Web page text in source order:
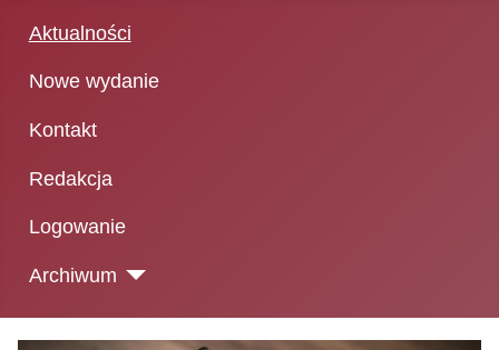
Aktualności
Nowe wydanie
Kontakt
Redakcja
Logowanie
Archiwum